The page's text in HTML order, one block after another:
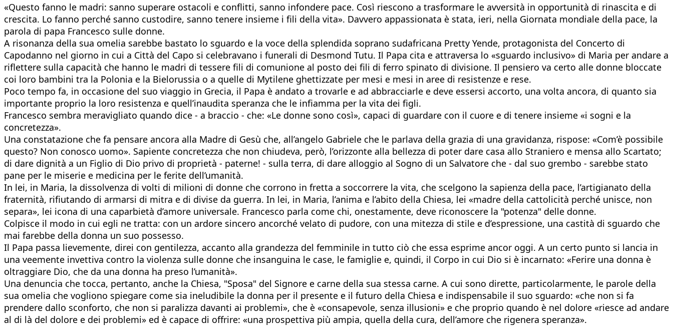
«Questo fanno le madri: sanno superare ostacoli e conflitti, sanno infondere pace. Così riescono a trasformare le avversità in opportunità di rinascita e di
crescita. Lo fanno perché sanno custodire, sanno tenere insieme i fili della vita». Davvero appassionata è stata, ieri, nella Giornata mondiale della pace, la
parola di papa Francesco sulle donne.
A risonanza della sua omelia sarebbe bastato lo sguardo e la voce della splendida soprano sudafricana Pretty Yende, protagonista del Concerto di
Capodanno nel giorno in cui a Città del Capo si celebravano i funerali di Desmond Tutu. Il Papa cita e attraversa lo «sguardo inclusivo» di Maria per andare a
riflettere sulla capacità che hanno le madri di tessere fili di comunione al posto dei fili di ferro spinato di divisione. Il pensiero va certo alle donne bloccate
coi loro bambini tra la Polonia e la Bielorussia o a quelle di Mytilene ghettizzate per mesi e mesi in aree di resistenze e rese.
Poco tempo fa, in occasione del suo viaggio in Grecia, il Papa è andato a trovarle e ad abbracciarle e deve essersi accorto, una volta ancora, di quanto sia
importante proprio la loro resistenza e quell’inaudita speranza che le infiamma per la vita dei figli.
Francesco sembra meravigliato quando dice - a braccio - che: «Le donne sono così», capaci di guardare con il cuore e di tenere insieme «i sogni e la
concretezza».
Una constatazione che fa pensare ancora alla Madre di Gesù che, all’angelo Gabriele che le parlava della grazia di una gravidanza, rispose: «Com’è possibile
questo? Non conosco uomo». Sapiente concretezza che non chiudeva, però, l’orizzonte alla bellezza di poter dare casa allo Straniero e mensa allo Scartato;
di dare dignità a un Figlio di Dio privo di proprietà - paterne! - sulla terra, di dare alloggio al Sogno di un Salvatore che - dal suo grembo - sarebbe stato
pane per le miserie e medicina per le ferite dell’umanità.
In lei, in Maria, la dissolvenza di volti di milioni di donne che corrono in fretta a soccorrere la vita, che scelgono la sapienza della pace, l’artigianato della
fraternità, rifiutando di armarsi di mitra e di divise da guerra. In lei, in Maria, l’anima e l’abito della Chiesa, lei «madre della cattolicità perché unisce, non
separa», lei icona di una caparbietà d’amore universale. Francesco parla come chi, onestamente, deve riconoscere la "potenza" delle donne.
Colpisce il modo in cui egli ne tratta: con un ardore sincero ancorché velato di pudore, con una mitezza di stile e d’espressione, una castità di sguardo che
mai farebbe della donna un suo possesso.
Il Papa passa lievemente, direi con gentilezza, accanto alla grandezza del femminile in tutto ciò che essa esprime ancor oggi. A un certo punto si lancia in
una veemente invettiva contro la violenza sulle donne che insanguina le case, le famiglie e, quindi, il Corpo in cui Dio si è incarnato: «Ferire una donna è
oltraggiare Dio, che da una donna ha preso l’umanità».
Una denuncia che tocca, pertanto, anche la Chiesa, "Sposa" del Signore e carne della sua stessa carne. A cui sono dirette, particolarmente, le parole della
sua omelia che vogliono spiegare come sia ineludibile la donna per il presente e il futuro della Chiesa e indispensabile il suo sguardo: «che non si fa
prendere dallo sconforto, che non si paralizza davanti ai problemi», che è «consapevole, senza illusioni» e che proprio quando è nel dolore «riesce ad andare
al di là del dolore e dei problemi» ed è capace di offrire: «una prospettiva più ampia, quella della cura, dell’amore che rigenera speranza».